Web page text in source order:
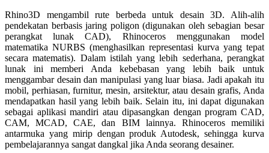
Rhino3D mengambil rute berbeda untuk desain 3D. Alih-alih
pendekatan berbasis jaring poligon (digunakan oleh sebagian besar
perangkat lunak CAD), Rhinoceros menggunakan model
matematika NURBS (menghasilkan representasi kurva yang tepat
secara matematis). Dalam istilah yang lebih sederhana, perangkat
lunak ini memberi Anda kebebasan yang lebih baik untuk
menggambar desain dan manipulasi yang luar biasa. Jadi apakah itu
mobil, perhiasan, furnitur, mesin, arsitektur, atau desain grafis, Anda
mendapatkan hasil yang lebih baik. Selain itu, ini dapat digunakan
sebagai aplikasi mandiri atau dipasangkan dengan program CAD,
CAM, MCAD, CAE, dan BIM lainnya. Rhinoceros memiliki
antarmuka yang mirip dengan produk Autodesk, sehingga kurva
pembelajarannya sangat dangkal jika Anda seorang desainer.